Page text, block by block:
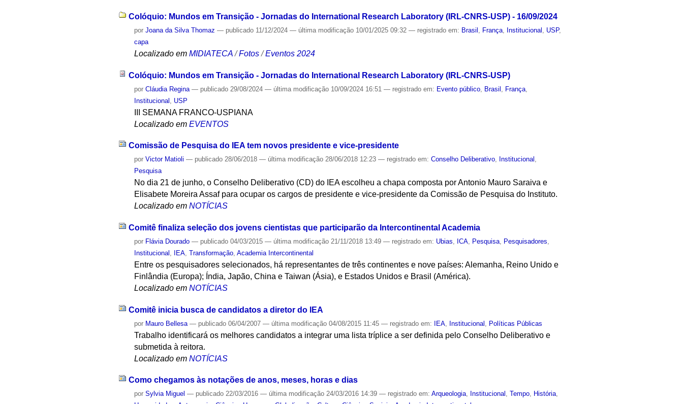
Colóquio: Mundos em Transição - Jornadas do International Research Laboratory (IRL-CNRS-USP) - 16/09/2024
porJoana da Silva Thomaz — publicado 11/12/2024— última modificação 10/01/2025 09:32— registrado em: Brasil França Institucional USP,
capa
Localizado em MIDIATECA /Fotos /Eventos 2024
Colóquio: Mundos em Transição - Jornadas do International Research Laboratory (IRL-CNRS-USP)
porCláudia Regina — publicado 29/08/2024— última modificação 10/09/2024 16:51— registrado em: Evento público Brasil França
Institucional
USP
III SEMANA FRANCO-USPIANA
Localizado em EVENTOS
Comissão de Pesquisa do IEA tem novos presidente e vice-presidente
porVictor Matioli — publicado 28/06/2018— última modificação 28/06/2018 12:23— registrado em:Conselho Deliberativo, Institucional ,
Pesquisa
No dia 21 de junho, o Conselho Deliberativo (CD) do IEA escolheu a chapa composta por Antonio Mauro Saraiva e
Elisabete Moreira Assaf para ocupar os cargos de presidente e vice-presidente da Comissão de Pesquisa do Instituto.
Localizado em NOTÍCIAS
Comitê finaliza seleção dos jovens cientistas que participarão da Intercontinental Academia
por Flávia Dourado — publicado 04/03/2015— última modificação 21/11/2018 13:49— registrado em: Ubias ICA Pesquisa Pesquisadores
Institucional
IEA ,Transformação ,Academia Intercontinental
Entre os pesquisadores selecionados, há representantes de três continentes e nove países: Alemanha, Reino Unido e
Finlândia (Europa); Índia, Japão, China e Taiwan (Ásia), e Estados Unidos e Brasil (América).
Localizado em NOTÍCIAS
Comitê inicia busca de candidatos a diretor do IEA
por Mauro Bellesa — publicado 06/04/2007— última modificação 04/08/2015 11:45— registrado em: IEA Institucional Políticas Públicas
Trabalho identificará os melhores candidatos a integrar uma lista tríplice a ser definida pelo Conselho Deliberativo e
submetida à reitora.
Localizado em NOTÍCIAS
Como chegamos às notações de anos, meses, horas e dias
porSylvia Miguel — publicado 22/03/2016— última modificação 24/03/2016 14:39— registrado em:Arqueologia, Institucional ,Tempo, História,